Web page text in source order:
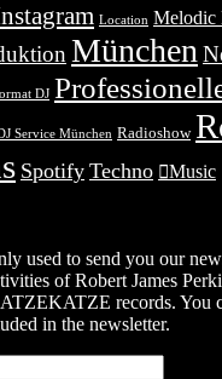
Location Melodic
München
DJ
Service München Radioshow
Spotify Techno Music
used to send you our
of Robert James
records. You
in the newsletter.